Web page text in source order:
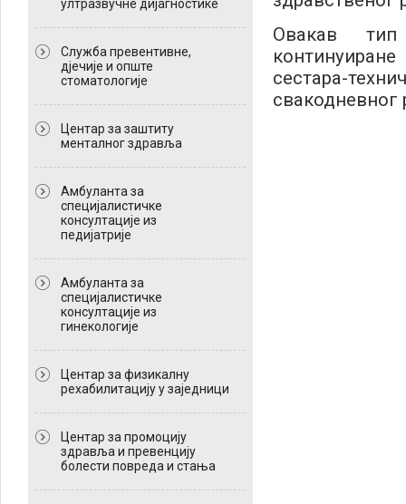
ултразвучне дијагностике
Служба превентивне,
дјечије и опште
стоматологије
Центар за заштиту
менталног здравља
Амбуланта за
специјалистичке
консултације из
педијатрије
Амбуланта за
специјалистичке
консултације из
гинекологије
Центар за физикалну
рехабилитацију у заједници
Центар за промоцију
здравља и превенцију
болести повреда и стања
Овакав
сестара-
свакодневног